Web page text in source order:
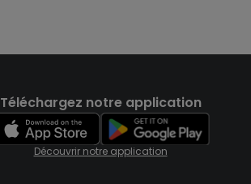
Téléchargez notre application
Découvrir notre application